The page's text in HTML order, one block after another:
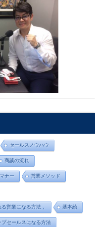
セールスノウハウ
商談の流れ
ナー 営業メソッド
営業になる方法， 基本給
セールスになる方法